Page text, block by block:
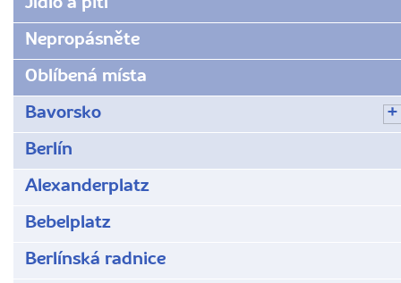
Jídlo a pití
Nepropásněte
Oblíbená místa
Bavorsko
Berlín
Alexanderplatz
Bebelplatz
Berlínská radnice